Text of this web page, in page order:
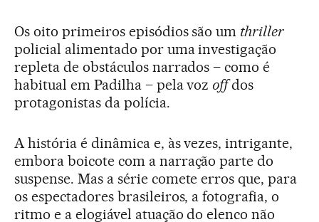
Os oito primeiros episódios são um thriller
policial alimentado por uma investigação
repleta de obstáculos narrados – como é
habitual em Padilha – pela voz offdos
protagonistas da polícia.
A história é dinâmica e, às vezes, intrigante,
embora boicote com a narração parte do
suspense. Mas a série comete erros que, para
os espectadores brasileiros, a fotografia, o
ritmo e a elogiável atuação do elenco não